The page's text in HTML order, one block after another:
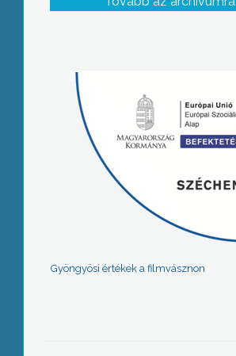
Gyöngyösi értékek a filmvásznon